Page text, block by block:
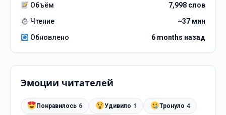
Объём
7,998 слов
Чтение
~37 мин
Обновлено
6 months назад
Эмоции читателей
Понравилось 6 Удивило 1 Тронуло 4